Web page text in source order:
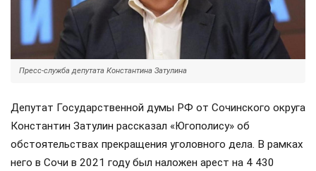
Пресс-служба депутата Константина Затулина
Депутат Государственной думы РФ от Сочинского округа
Константин Затулин рассказал «Югополису» об
обстоятельствах прекращения уголовного дела. В рамках
него в Сочи в 2021 году был наложен арест на 4 430